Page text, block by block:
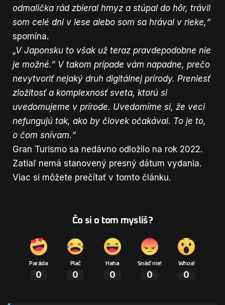
odmalička rád zbieral hmyz a stúpal do hôr, trávil
som celé dni v lese alebo som sa hrával v rieke,“
spomína.
„V Japonsku to však už teraz pravdepodobne nie
je možné.” V takom prípade vám napadne, prečo
nevytvoriť nejaký druh digitálnej prírody. Preniesť
zložitosť a komplexnosť sveta, ktorú si
uvedomujeme v prírode. Uvedomíme si, že veci
nefungujú tak, ako by človek očakával. To je to,
o čom snívam.“
Gran Turismo sa nedávno odložilo na rok 2022.
Zatiaľ nemá stanovený presný dátum vydania.
Viac si môžete prečítať v tomto článku.
Čo si o tom myslíš?
Paráda
0
Plač
0
Haha
0
Snáď nie!
0
Whoa!
0